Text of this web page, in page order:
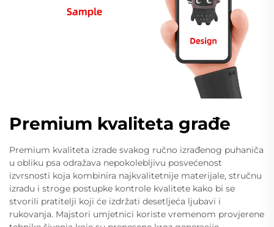
Premium kvaliteta građe
Premium kvaliteta izrade svakog ručno izrađenog puhaniča
u obliku psa odražava nepokolebljivu posvećenost
izvrsnosti koja kombinira najkvalitetnije materijale, stručnu
izradu i stroge postupke kontrole kvalitete kako bi se
stvorili pratitelji koji će izdržati desetljeća ljubavi i
rukovanja. Majstori umjetnici koriste vremenom provjerene